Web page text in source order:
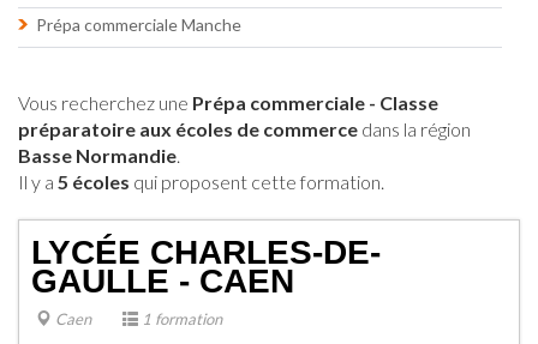
Prépa commerciale Manche
Vous recherchez une Prépa commerciale - Classe
préparatoire aux écoles de commerce dans la région
Basse Normandie.
Il y a 5 écoles qui proposent cette formation.
LYCÉE CHARLES-DE-
GAULLE - CAEN
Caen 1 formation